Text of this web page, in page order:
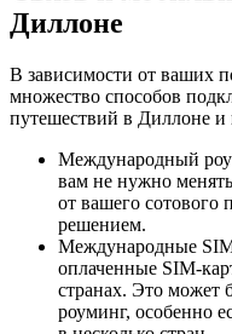
Диллоне
В зависимости от ваших
множество способов
путешествий в Диллоне и
Международный
вам не нужно
от вашего сотового
решением.
Международные
оплаченные SIM-
странах. Это может
роуминг, особенно